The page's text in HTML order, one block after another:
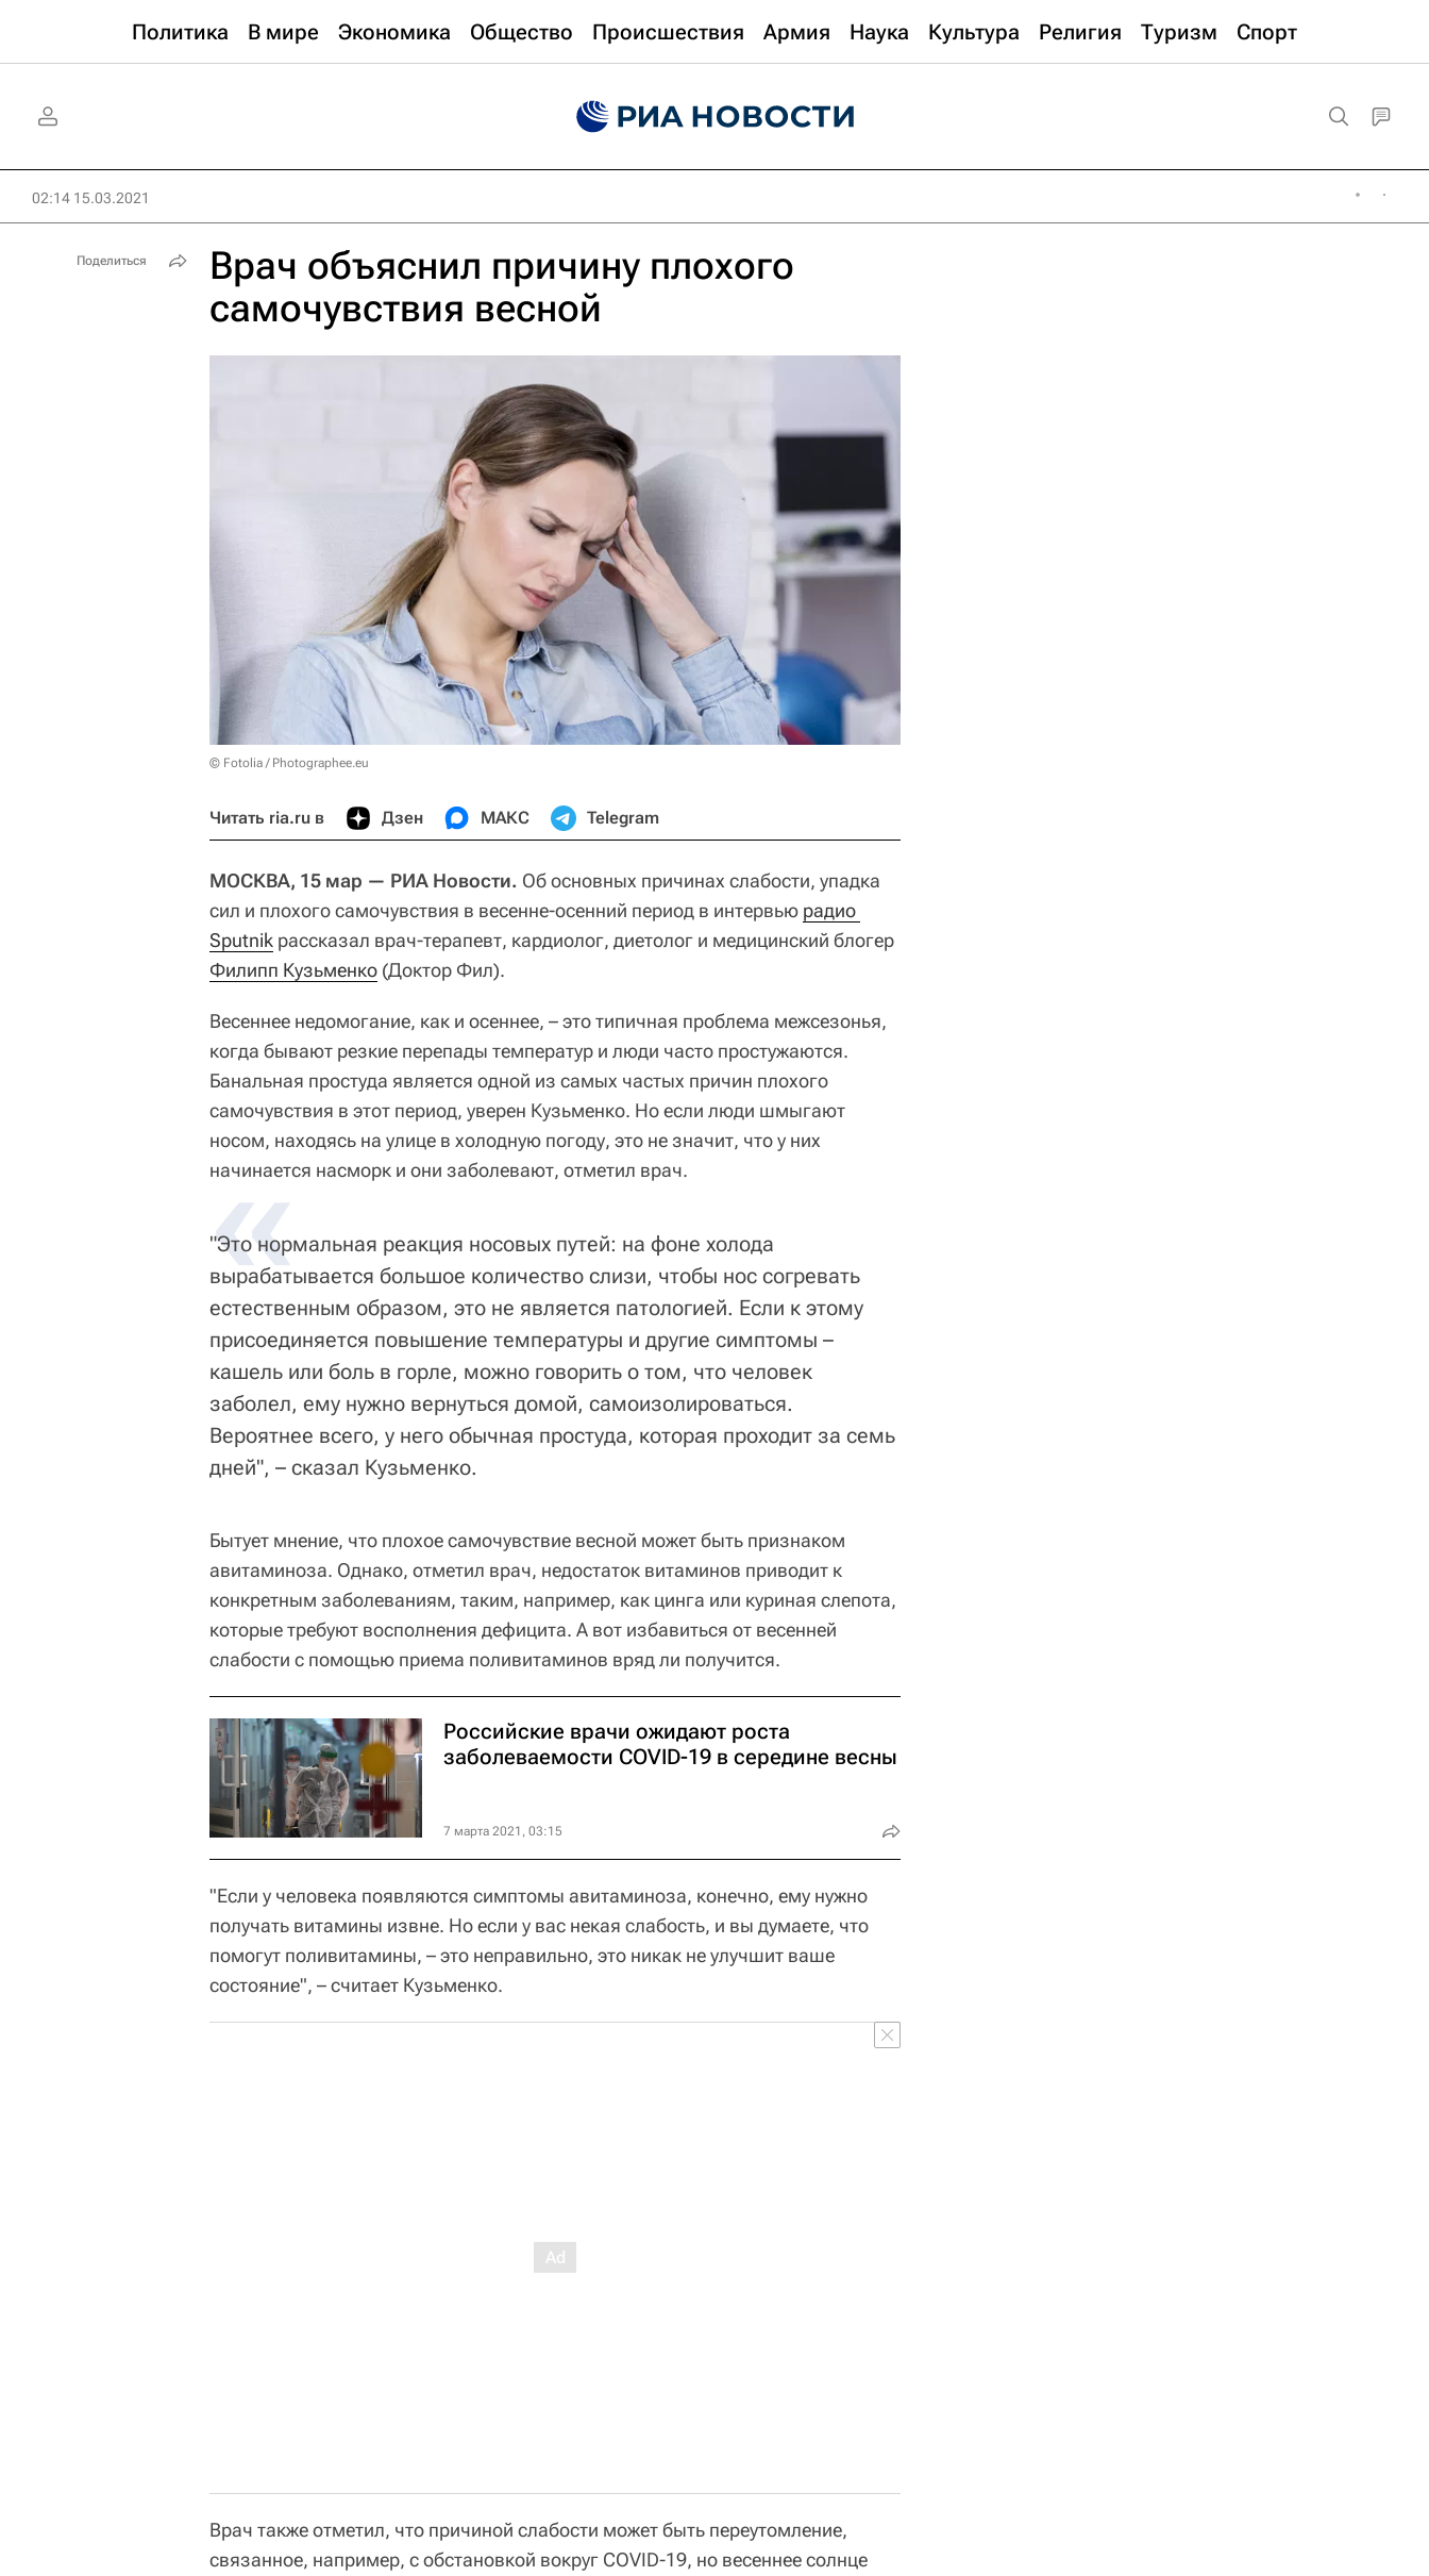
Политика В мире Экономика Общество Происшествия Армия Наука Культура Религия Туризм Спорт
02:14 15.03.2021
Врач объяснил причину плохого
самочувствия весной
© Fotolia / Photographee.eu
Читать ria.ru в Дзен МАКС Telegram
МОСКВА, 15 мар — РИА Новости. Об основных причинах слабости, упадка
сил и плохого самочувствия в весенне-осенний период в интервью радио
Sputnik рассказал врач-терапевт, кардиолог, диетолог и медицинский блогер
Филипп Кузьменко (Доктор Фил).
Весеннее недомогание, как и осеннее, – это типичная проблема межсезонья,
когда бывают резкие перепады температур и люди часто простужаются.
Банальная простуда является одной из самых частых причин плохого
самочувствия в этот период, уверен Кузьменко. Но если люди шмыгают
носом, находясь на улице в холодную погоду, это не значит, что у них
начинается насморк и они заболевают, отметил врач.
«
"Это нормальная реакция носовых путей: на фоне холода
вырабатывается большое количество слизи, чтобы нос согревать
естественным образом, это не является патологией. Если к этому
присоединяется повышение температуры и другие симптомы –
кашель или боль в горле, можно говорить о том, что человек
заболел, ему нужно вернуться домой, самоизолироваться.
Вероятнее всего, у него обычная простуда, которая проходит за семь
дней", – сказал Кузьменко.
Бытует мнение, что плохое самочувствие весной может быть признаком
авитаминоза. Однако, отметил врач, недостаток витаминов приводит к
конкретным заболеваниям, таким, например, как цинга или куриная слепота,
которые требуют восполнения дефицита. А вот избавиться от весенней
слабости с помощью приема поливитаминов вряд ли получится.
Российские врачи ожидают роста
заболеваемости COVID-19 в середине весны
7 марта 2021, 03:15
"Если у человека появляются симптомы авитаминоза, конечно, ему нужно
получать витамины извне. Но если у вас некая слабость, и вы думаете, что
помогут поливитамины, – это неправильно, это никак не улучшит ваше
состояние", – считает Кузьменко.
Врач также отметил, что причиной слабости может быть переутомление,
связанное, например, с обстановкой вокруг COVID-19, но весеннее солнце
Поделиться